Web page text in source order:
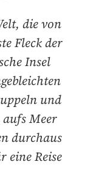
die von
Fleck der
Insel
und
Meer
durchaus
eine Reise